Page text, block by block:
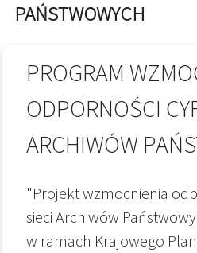
PAŃSTWOWYCH
PROGRAM
ODPORNOŚCI
ARCHIWÓW
"Projekt wzmocnienia
sieci Archiwów
w ramach Krajowego